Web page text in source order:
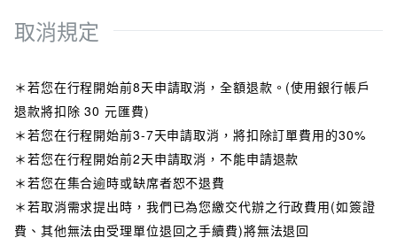
取消規定
＊若您在行程開始前8天申請取消，全額退款。(使用銀行帳戶
退款將扣除 30 元匯費)
＊若您在行程開始前3-7天申請取消，將扣除訂單費用的30%
＊若您在行程開始前2天申請取消，不能申請退款
＊若您在集合逾時或缺席者恕不退費
＊若取消需求提出時，我們已為您繳交代辦之行政費用(如簽證
費、其他無法由受理單位退回之手續費)將無法退回